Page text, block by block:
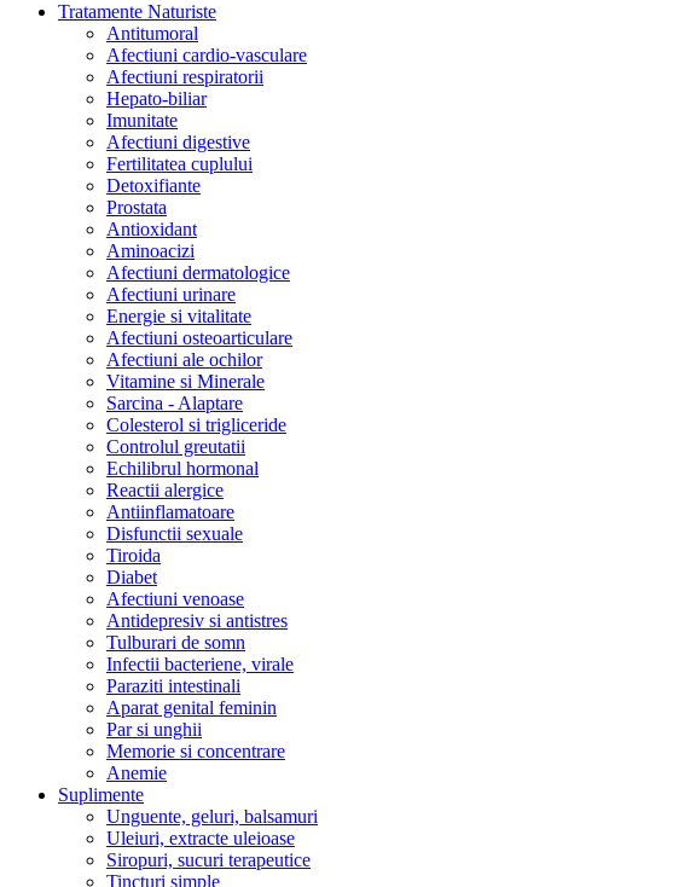
Tratamente Naturiste
Antitumoral
Afectiuni cardio-vasculare
Afectiuni respiratorii
Hepato-biliar
Imunitate
Afectiuni digestive
Fertilitatea cuplului
Detoxifiante
Prostata
Antioxidant
Aminoacizi
Afectiuni dermatologice
Afectiuni urinare
Energie si vitalitate
Afectiuni osteoarticulare
Afectiuni ale ochilor
Vitamine si Minerale
Sarcina - Alaptare
Colesterol si trigliceride
Controlul greutatii
Echilibrul hormonal
Reactii alergice
Antiinflamatoare
Disfunctii sexuale
Tiroida
Diabet
Afectiuni venoase
Antidepresiv si antistres
Tulburari de somn
Infectii bacteriene, virale
Paraziti intestinali
Aparat genital feminin
Par si unghii
Memorie si concentrare
Anemie
Suplimente
Unguente, geluri, balsamuri
Uleiuri, extracte uleioase
Siropuri, sucuri terapeutice
Tincturi simple